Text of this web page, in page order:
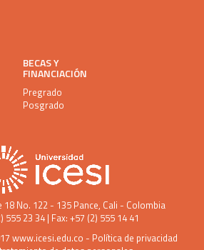
BECAS Y
FINANCIACIÓN
Pregrado
Posgrado
18 No. 122 - 135 Pance, Cali - Colombia
555 23 34 | Fax: +57 (2) 555 14 41
www.icesi.edu.co - Política de privacidad